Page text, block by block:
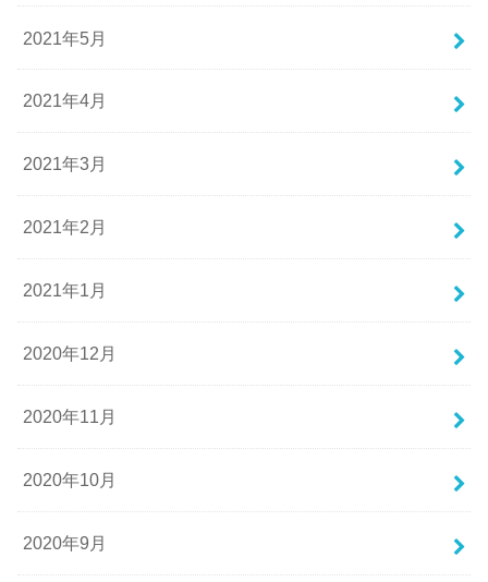
2021年5月
2021年4月
2021年3月
2021年2月
2021年1月
2020年12月
2020年11月
2020年10月
2020年9月